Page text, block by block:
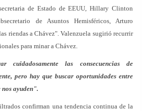
de Estado de EEUU, Hillary Clinton
de Asuntos Hemisféricos, Arturo
riendas a Chávez". Valenzuela sugirió recurrir
para minar a Chávez.
cuidadosamente las consecuencias de
pero hay que buscar oportunidades entre
ayuden".
confirman una tendencia continua de la